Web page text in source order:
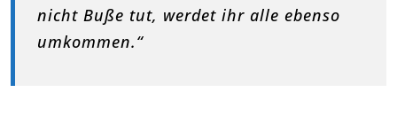
nicht Buße tut, werdet ihr alle ebenso
umkommen.“